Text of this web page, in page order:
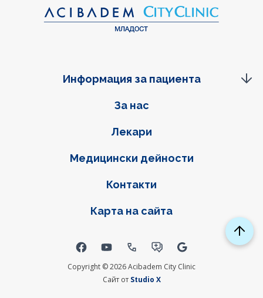
Фуутер навигация
За нас
Лекари
Медицински дейности
Контакти
Карта на сайта
Информация за пациента
Copyright © 2026 Acibadem City Clinic
Social links
Сайт от Studio X